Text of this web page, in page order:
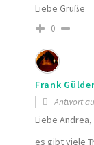
Liebe Grüße
0
Frank
Antwort
Liebe Andrea,
es gibt viele